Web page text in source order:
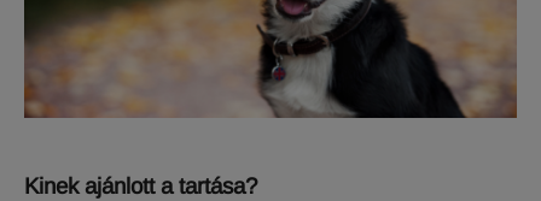
Kinek ajánlott a tartása?